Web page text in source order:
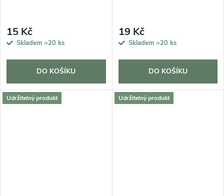
15 Kč
Skladem >20 ks
DO KOŠÍKU
19 Kč
Skladem >20 ks
DO KOŠÍKU
Udržitelný produkt Udržitelný produkt